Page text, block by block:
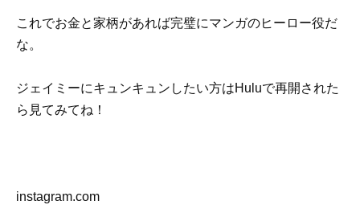
これでお金と家柄があれば完璧にマンガのヒーロー役だ
な。
ジェイミーにキュンキュンしたい方はHuluで再開された
ら見てみてね！
instagram.com